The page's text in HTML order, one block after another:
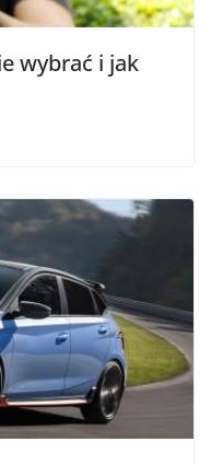
wybrać i jak